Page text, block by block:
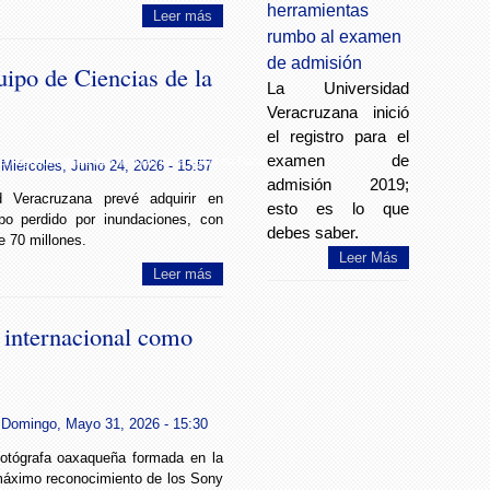
Leer más
de Ciencias de la
agosto equipo de Ciencias de la Salud en Poza Rica
Miércoles, Junio 24, 2026 - 15:57
Veracruzana prevé adquirir en
perdido por inundaciones, con
70 millones.
Leer más
como
Domingo, Mayo 31, 2026 - 15:30
oaxaqueña formada en la
reconocimiento de los Sony
herramientas
rumbo al examen
de admisión
La Universidad
Veracruzana inició
el registro para el
examen de
admisión 2019;
esto es lo que
debes saber.
Leer Más